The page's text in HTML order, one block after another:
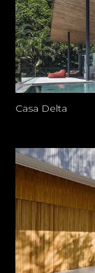
Casa Delta